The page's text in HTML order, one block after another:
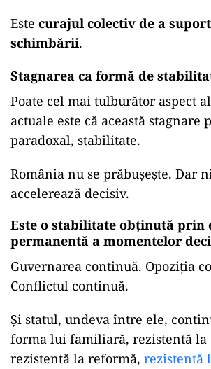
Este curajul colectiv de a
schimbării.
Stagnarea ca formă de
Poate cel mai tulburător aspect
actuale este că această stagnare
paradoxal, stabilitate.
România nu se prăbușește. Dar
accelerează decisiv.
Este o stabilitate obținută prin
permanentă a momentelor
Guvernarea continuă. Opoziția
Conflictul continuă.
Și statul, undeva între ele,
forma lui familiară, rezistentă la
rezistentă la reformă, rezistentă